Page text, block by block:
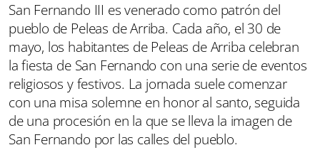
San Fernando III es venerado como patrón del
pueblo de Peleas de Arriba. Cada año, el 30 de
mayo, los habitantes de Peleas de Arriba celebran
la fiesta de San Fernando con una serie de eventos
religiosos y festivos. La jornada suele comenzar
con una misa solemne en honor al santo, seguida
de una procesión en la que se lleva la imagen de
San Fernando por las calles del pueblo.